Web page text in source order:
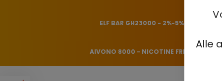
Alle
ELF BAR GH23000 - 2%-5%
AIVONO 8000 - NICOTINE FREE 0%